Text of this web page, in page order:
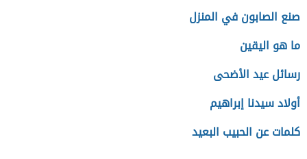
صنع الصابون في المنزل
ما هو اليقين
رسائل عيد الأضحى
أولاد سيدنا إبراهيم
كلمات عن الحبيب البعيد